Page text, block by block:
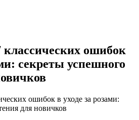
классических ошибок
секреты успешного